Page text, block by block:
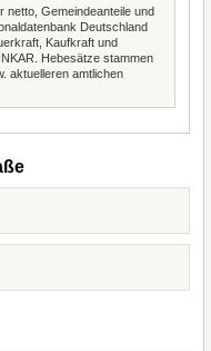
Gemeindeanteile und
Deutschland
Kaufkraft und
Hebesätze stammen
aktuelleren amtlichen